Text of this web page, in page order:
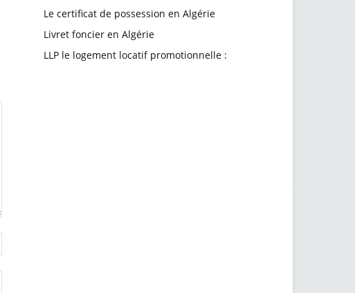
Le certificat de possession en Algérie
Livret foncier en Algérie
LLP le logement locatif promotionnelle :